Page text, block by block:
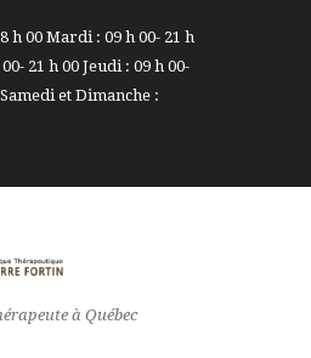
h 00 Mardi : 09 h 00- 21 h
21 h 00 Jeudi : 09 h 00-
et Dimanche :
à Québec